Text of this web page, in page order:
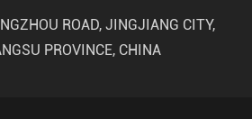
ROAD, JINGJIANG CITY,
PROVINCE, CHINA